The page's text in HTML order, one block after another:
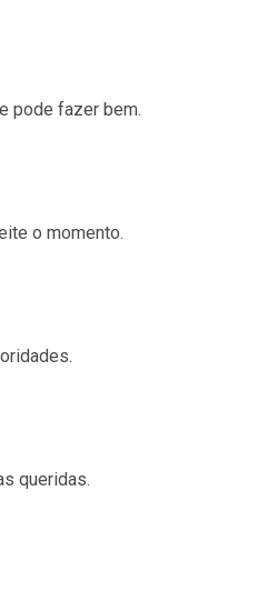
pode fazer bem.
o momento.
queridas.